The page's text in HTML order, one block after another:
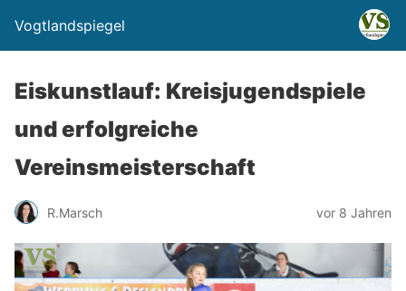
Vogtlandspiegel
Eiskunstlauf: Kreisjugendspiele
und erfolgreiche
Vereinsmeisterschaft
R.Marsch vor 8 Jahren